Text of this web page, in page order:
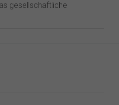
gesellschaftliche